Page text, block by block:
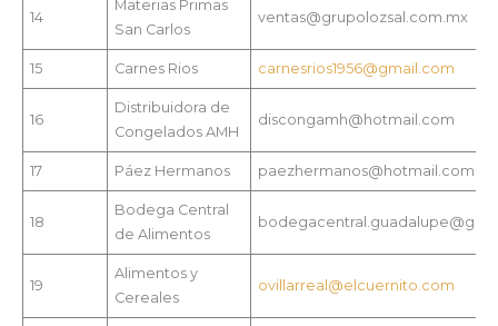
14
Materias Primas
San Carlos
ventas@grupolozsal.com.mx
15 Carnes Rios carnesrios1956@gmail.com
16
Distribuidora de
Congelados AMH
discongamh@hotmail.com
17 Páez Hermanos paezhermanos@hotmail.com
18
Bodega Central
de Alimentos
19
Alimentos y
Cereales
ovillarreal@elcuernito.com